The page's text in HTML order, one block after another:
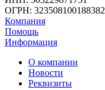
ОГРН: 323508100188382
Компания
Помощь
Информация
О компании
Новости
Реквизиты